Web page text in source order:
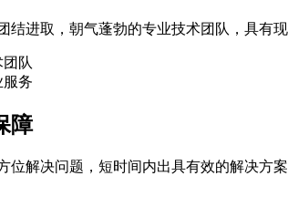
结进取，朝气蓬勃的专业技术团队，具有
队
服务
障
位解决问题，短时间内出具有效的解决方